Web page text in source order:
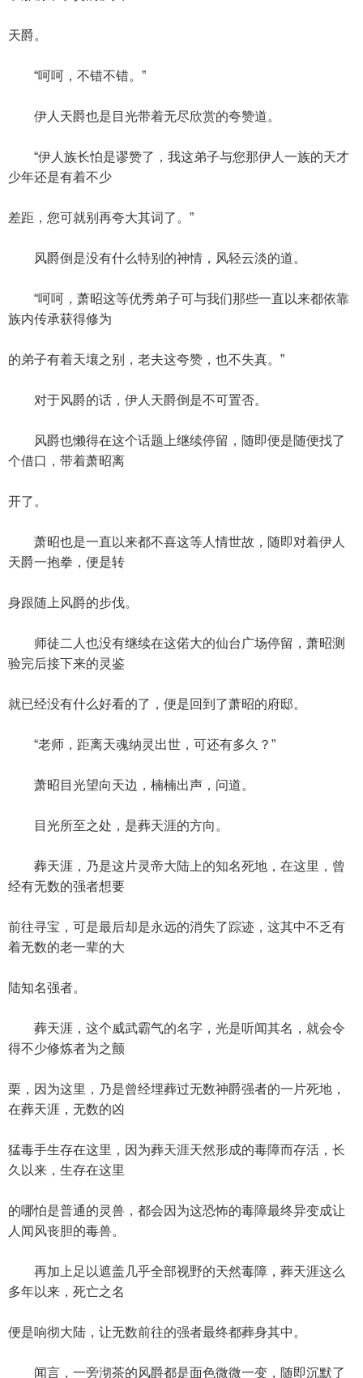
天爵。
“呵呵，不错不错。”
伊人天爵也是目光带着无尽欣赏的夸赞道。
“伊人族长怕是谬赞了，我这弟子与您那伊人一族的天才
少年还是有着不少
差距，您可就别再夸大其词了。”
风爵倒是没有什么特别的神情，风轻云淡的道。
“呵呵，萧昭这等优秀弟子可与我们那些一直以来都依靠
族内传承获得修为
的弟子有着天壤之别，老夫这夸赞，也不失真。”
对于风爵的话，伊人天爵倒是不可置否。
风爵也懒得在这个话题上继续停留，随即便是随便找了
个借口，带着萧昭离
开了。
萧昭也是一直以来都不喜这等人情世故，随即对着伊人
天爵一抱拳，便是转
身跟随上风爵的步伐。
师徒二人也没有继续在这偌大的仙台广场停留，萧昭测
验完后接下来的灵鉴
就已经没有什么好看的了，便是回到了萧昭的府邸。
“老师，距离天魂纳灵出世，可还有多久？”
萧昭目光望向天边，楠楠出声，问道。
目光所至之处，是葬天涯的方向。
葬天涯，乃是这片灵帝大陆上的知名死地，在这里，曾
经有无数的强者想要
前往寻宝，可是最后却是永远的消失了踪迹，这其中不乏有
着无数的老一辈的大
陆知名强者。
葬天涯，这个威武霸气的名字，光是听闻其名，就会令
得不少修炼者为之颤
栗，因为这里，乃是曾经埋葬过无数神爵强者的一片死地，
在葬天涯，无数的凶
猛毒手生存在这里，因为葬天涯天然形成的毒障而存活，长
久以来，生存在这里
的哪怕是普通的灵兽，都会因为这恐怖的毒障最终异变成让
人闻风丧胆的毒兽。
再加上足以遮盖几乎全部视野的天然毒障，葬天涯这么
多年以来，死亡之名
便是响彻大陆，让无数前往的强者最终都葬身其中。
闻言，一旁沏茶的风爵都是面色微微一变，随即沉默了